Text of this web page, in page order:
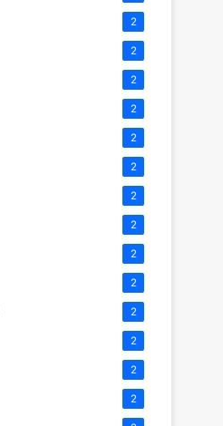
2
2
2
2
2
2
2
2
2
2
2
2
2
2